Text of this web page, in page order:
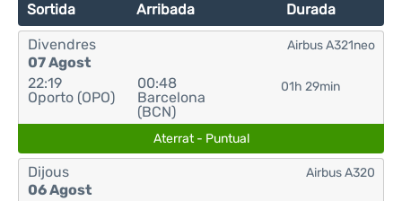
Sortida Arribada Durada
Divendres
07 Agost
22:19
Oporto (OPO)
00:48
Barcelona
(BCN)
01h 29min
Airbus A321neo
Aterrat - Puntual
Dijous
06 Agost
Airbus A320